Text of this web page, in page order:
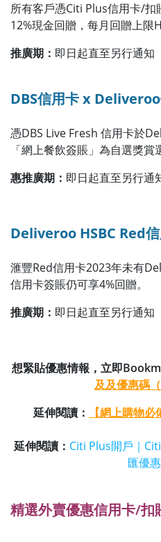
所有客戶憑Citi Plus信用卡/
12%現金回贈，每月回贈上限
推廣期： 即日起直至另行通知
DBS信用卡 x
憑DBS Live Fresh 信用卡於
「網上餐飲簽賬」為自選獎賞
惠推廣期： 即日起直至另行通
Deliveroo HSBC Red
滙豐Red信用卡2023年未有
信用卡簽賬仍可享4%回贈。
推廣期： 即日起直至另行通知
想緊貼優惠情報，立即
及及優惠碼
延伸閱讀：
【網上購物
延伸閱讀： Citi Plus開戶｜
匯優
精選外賣優惠信用卡/扣